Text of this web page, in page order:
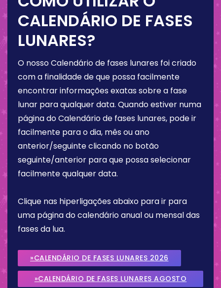
CALENDÁRIO DE FASES
LUNARES?
O nosso Calendário de fases lunares foi criado
com a finalidade de que possa facilmente
encontrar informações exatas sobre a fase
lunar para qualquer data. Quando estiver numa
página do Calendário de fases lunares, pode ir
facilmente para o dia, mês ou ano
anterior/seguinte clicando no botão
seguinte/anterior para que possa selecionar
facilmente qualquer data.
Clique nas hiperligações abaixo para ir para
uma página do calendário anual ou mensal das
fases da lua.
»CALENDÁRIO DE FASES LUNARES 2026
»CALENDÁRIO DE FASES LUNARES AGOSTO